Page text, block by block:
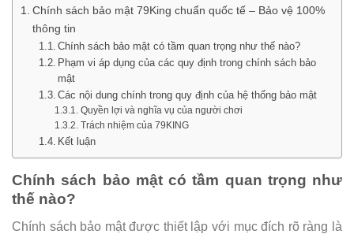
Chính sách bảo mật 79King chuẩn quốc tế – Bảo vệ 100%
thông tin
Chính sách bảo mật có tầm quan trọng như thế nào?
Phạm vi áp dụng của các quy định trong chính sách bảo
mật
Các nội dung chính trong quy định của hệ thống bảo mật
Quyền lợi và nghĩa vụ của người chơi
Trách nhiệm của 79KING
Kết luận
Chính sách bảo mật có tầm quan trọng như
thế nào?
Chính sách bảo mật được thiết lập với mục đích rõ ràng là